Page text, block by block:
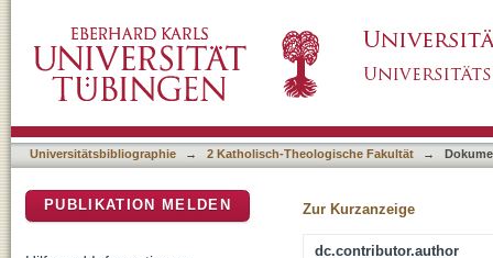
Universitätsbibliographie → 2 Katholisch-Theologische Fakultät →
Zur Kurzanzeige
dc.contributor.author
PUBLIKATION MELDEN